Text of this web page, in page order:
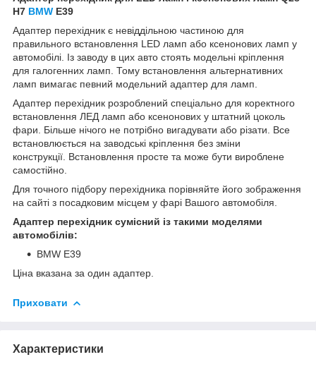
Н7 BMW E39
Адаптер перехідник є невіддільною частиною для
правильного встановлення LED ламп або ксенонових ламп у
автомобілі. Із заводу в цих авто стоять модельні кріплення
для галогенних ламп. Тому встановлення альтернативних
ламп вимагає певний модельний адаптер для ламп.
Адаптер перехідник розроблений спеціально для коректного
встановлення ЛЕД ламп або ксенонових у штатний цоколь
фари. Більше нічого не потрібно вигадувати або різати. Все
встановлюється на заводські кріплення без зміни
конструкції. Встановлення просте та може бути вироблене
самостійно.
Для точного підбору перехідника порівняйте його зображення
на сайті з посадковим місцем у фарі Вашого автомобіля.
Адаптер перехідник сумісний із такими моделями
автомобілів:
BMW E39
Ціна вказана за один адаптер.
Приховати
Характеристики